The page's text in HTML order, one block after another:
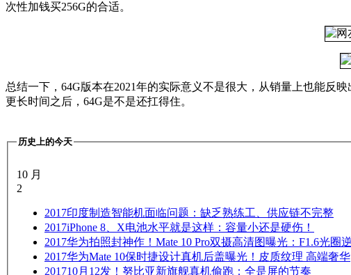
次性加钱买256G的合适。
总结一下，64G版本在2021年的实际意义不是很大，从销量上也能反
更长时间之后，64G是不是还扛得住。
历史上的今天
10 月
2
2017印度制造智能机面临问题：缺乏熟练工、供应链不完整
2017iPhone 8、X电池水平就是这样：容量小还是硬伤！
2017华为拍照封神作！Mate 10 Pro双摄高清图曝光：F1.6光圈
2017华为Mate 10保时捷设计真机后盖曝光！皮质纹理 高端奢华
201710月12发！努比亚新旗舰真机偷跑：全是屏的节奏